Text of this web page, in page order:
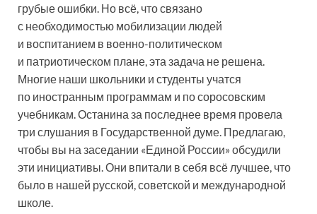
грубые ошибки. Но всё, что связано
с необходимостью мобилизации людей
и воспитанием в военно-политическом
и патриотическом плане, эта задача не решена.
Многие наши школьники и студенты учатся
по иностранным программам и по соросовским
учебникам. Останина за последнее время провела
три слушания в Государственной думе. Предлагаю,
чтобы вы на заседании «Единой России» обсудили
эти инициативы. Они впитали в себя всё лучшее, что
было в нашей русской, советской и международной
школе.